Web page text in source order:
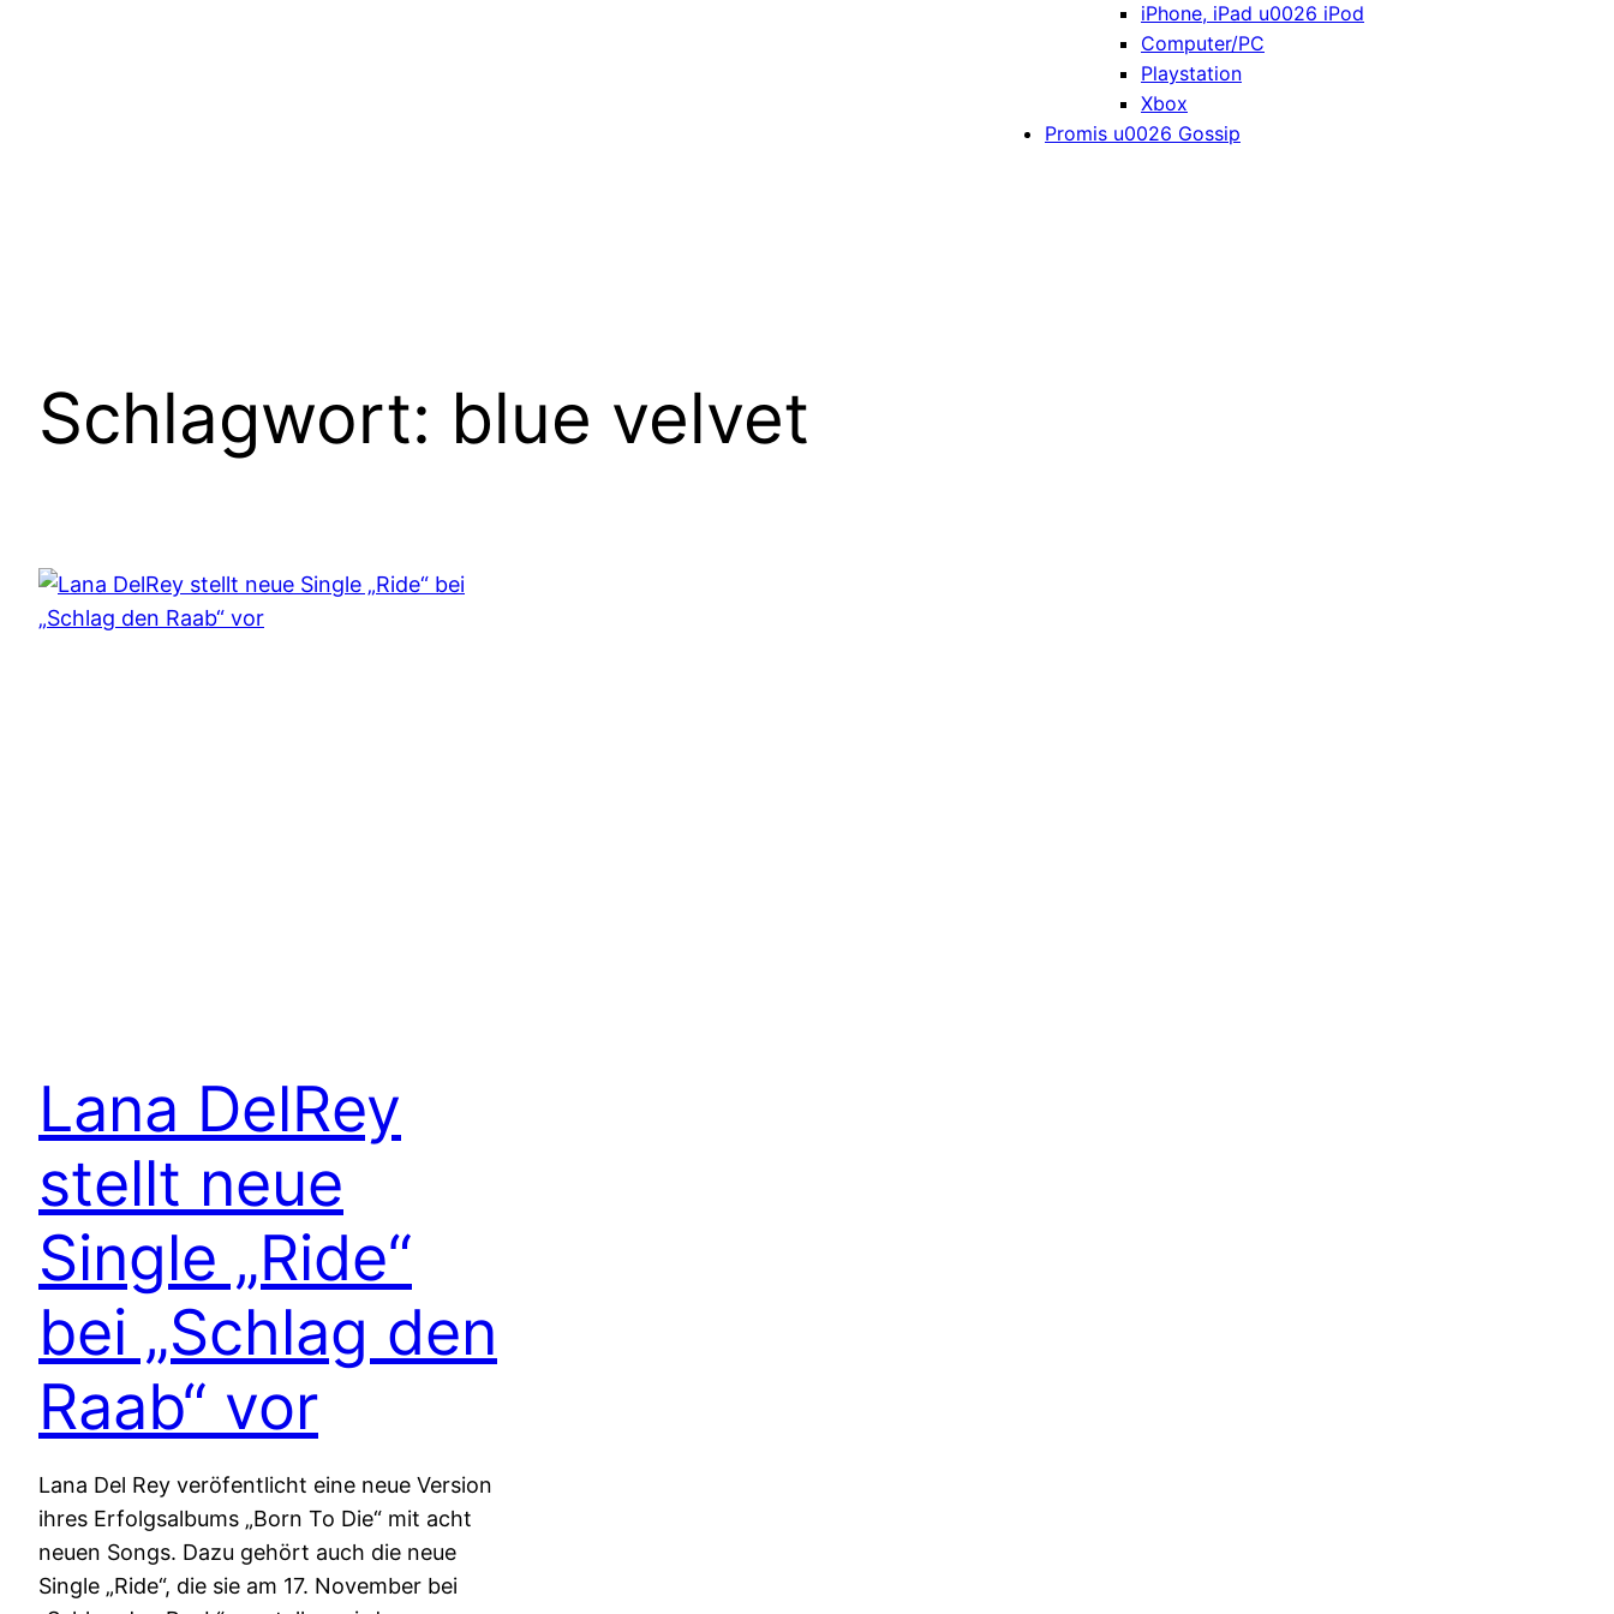
iPhone, iPad u0026 iPod
Computer/PC
Playstation
Xbox
Promis u0026 Gossip
Schlagwort: blue velvet
Lana DelRey
stellt neue
Single „Ride“
bei „Schlag den
Raab“ vor
Lana Del Rey veröfentlicht eine neue Version
ihres Erfolgsalbums „Born To Die“ mit acht
neuen Songs. Dazu gehört auch die neue
Single „Ride“, die sie am 17. November bei